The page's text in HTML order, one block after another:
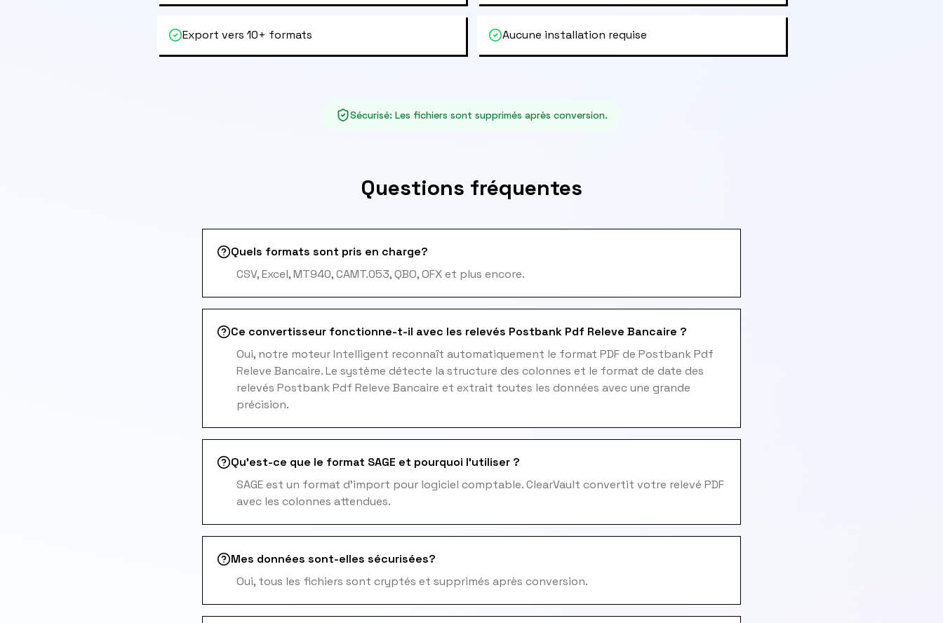
Export vers 10+ formats Aucune installation requise
Sécurisé: Les fichiers sont supprimés après conversion.
Questions fréquentes
Quels formats sont pris en charge?
CSV, Excel, MT940, CAMT.053, QBO, OFX et plus encore.
Ce convertisseur fonctionne-t-il avec les relevés Postbank Pdf Releve Bancaire ?
Oui, notre moteur Intelligent reconnaît automatiquement le format PDF de Postbank Pdf
Releve Bancaire. Le système détecte la structure des colonnes et le format de date des
relevés Postbank Pdf Releve Bancaire et extrait toutes les données avec une grande
précision.
Qu'est-ce que le format SAGE et pourquoi l'utiliser ?
SAGE est un format d'import pour logiciel comptable. ClearVault convertit votre relevé PDF
avec les colonnes attendues.
Mes données sont-elles sécurisées?
Oui, tous les fichiers sont cryptés et supprimés après conversion.